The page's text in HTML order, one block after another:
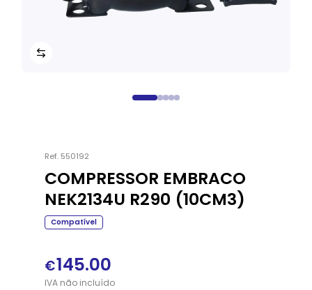
Ref. 550192
COMPRESSOR EMBRACO
NEK2134U R290 (10CM3)
Compatível
€145.00
IVAnãoincluído